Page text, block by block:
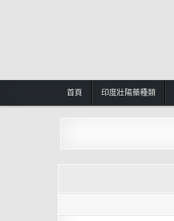
首頁 印度壯陽藥種類